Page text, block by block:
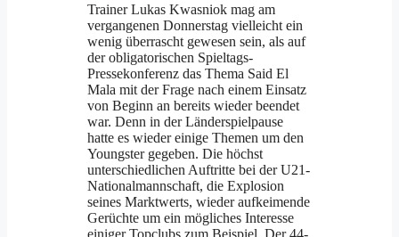
Trainer Lukas Kwasniok mag am
vergangenen Donnerstag vielleicht ein
wenig überrascht gewesen sein, als auf
der obligatorischen Spieltags-
Pressekonferenz das Thema Said El
Mala mit der Frage nach einem Einsatz
von Beginn an bereits wieder beendet
war. Denn in der Länderspielpause
hatte es wieder einige Themen um den
Youngster gegeben. Die höchst
unterschiedlichen Auftritte bei der U21-
Nationalmannschaft, die Explosion
seines Marktwerts, wieder aufkeimende
Gerüchte um ein mögliches Interesse
einiger Topclubs zum Beispiel. Der 44-